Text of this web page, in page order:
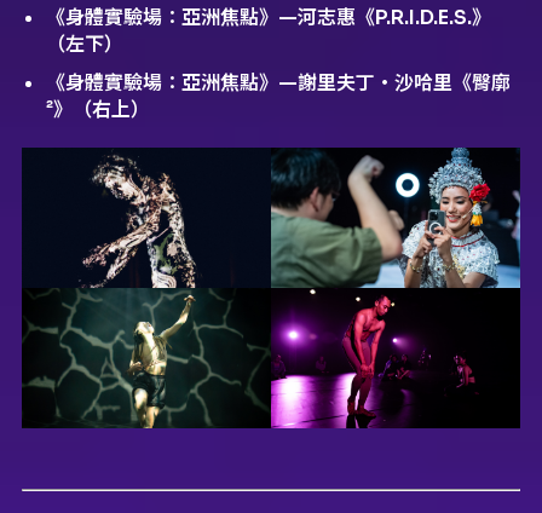
《身體實驗場：亞洲焦點》—河志惠《P.R.I.D.E.S.》
（左下）
《身體實驗場：亞洲焦點》—謝里夫丁・沙哈里《臀廓
²》（右上）